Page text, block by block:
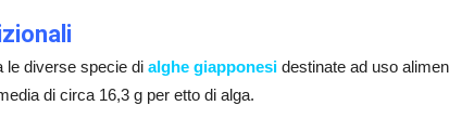
le diverse specie dialghe giapponesi destinate ad uso
di circa 16,3 g per etto di alga.